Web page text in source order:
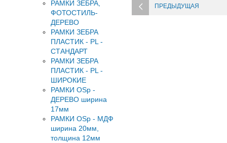
ПРЕДЫДУЩАЯ
РАМКИ ЗЕБРА,
ФОТОСТИЛЬ-
ДЕРЕВО
РАМКИ ЗЕБРА
ПЛАСТИК - PL -
СТАНДАРТ
РАМКИ ЗЕБРА
ПЛАСТИК - PL -
ШИРОКИЕ
РАМКИ OSp -
ДЕРЕВО ширина
17мм
РАМКИ OSp - МДФ
ширина 20мм,
толщина 12мм